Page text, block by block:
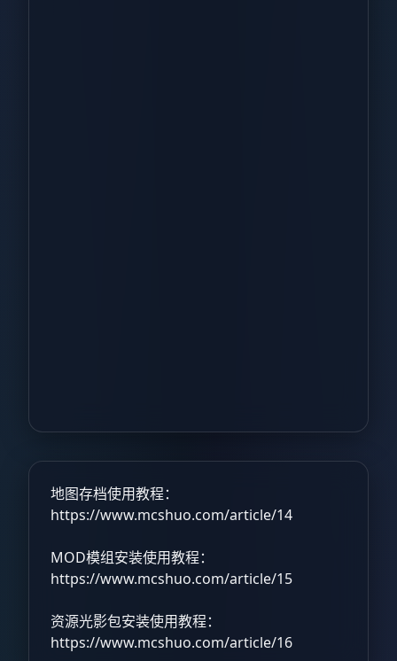
地图存档使用教程：
https://www.mcshuo.com/article/14
MOD模组安装使用教程：
https://www.mcshuo.com/article/15
资源光影包安装使用教程：
https://www.mcshuo.com/article/16